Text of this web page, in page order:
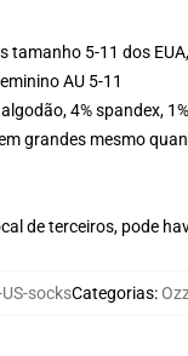
5-11 dos
AU 5-11
4% spandex,
grandes mesmo
de terceiros, pode
socksCategorias: